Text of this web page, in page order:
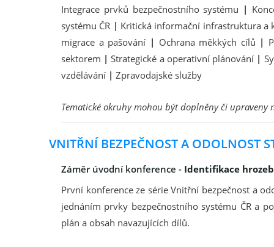
Integrace prvků bezpečnostního systému |
systému ČR | Kritická informační infrastruktura a
migrace a pašování | Ochrana měkkých cílů |
sektorem |Strategické a operativní plánování |
vzdělávání | Zpravodajské služby
Tematické okruhy mohou být doplněny či upraveny
VNITŘNÍ BEZPEČNOST A ODOLNOST
Záměr úvodní konference - Identifikace
První konference ze série Vnitřní bezpečnost a
jednáním prvky bezpečnostního systému ČR a
plán a obsah navazujících dílů.